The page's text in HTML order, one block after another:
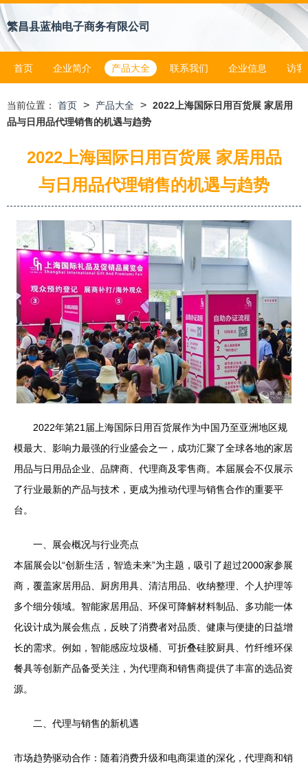
繁昌县蓝柚电子商务有限公司
首页 企业简介 产品大全 联系我们 企业信息 访客
当前位置： 首页 > 产品大全 > 2022上海国际日用百货展 家居用
品与日用品代理销售的机遇与趋势
2022上海国际日用百货展 家居用品
与日用品代理销售的机遇与趋势
2022年第21届上海国际日用百货展作为中国乃至亚洲地区规
模最大、影响力最强的行业盛会之一，成功汇聚了全球各地的家居
用品与日用品企业、品牌商、代理商及零售商。本届展会不仅展示
了行业最新的产品与技术，更成为推动代理与销售合作的重要平
台。
一、展会概况与行业亮点
本届展会以“创新生活，智造未来”为主题，吸引了超过2000家参展
商，覆盖家居用品、厨房用具、清洁用品、收纳整理、个人护理等
多个细分领域。智能家居用品、环保可降解材料制品、多功能一体
化设计成为展会焦点，反映了消费者对品质、健康与便捷的日益增
长的需求。例如，智能感应垃圾桶、可折叠硅胶厨具、竹纤维环保
餐具等创新产品备受关注，为代理商和销售商提供了丰富的选品资
源。
二、代理与销售的新机遇
市场趋势驱动合作：随着消费升级和电商渠道的深化，代理商和销